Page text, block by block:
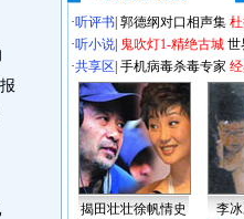
·听评书 郭德纲对口相声集
·听小说 鬼吹灯1-精绝古城 世
·共享区 手机病毒杀毒专家
揭田壮壮徐帆情史 李